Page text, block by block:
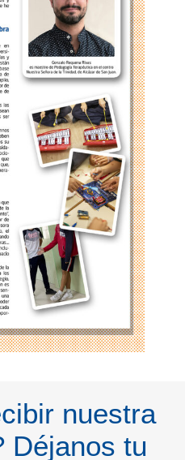
nuestra
Déjanos tu